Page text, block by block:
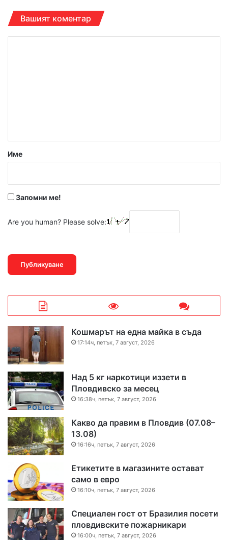
Вашият коментар
р
Име
Запомни ме!
Are you human? Please solve:
Кошмарът на една майка в съда
17:14ч, петък, 7 август, 2026
Над 5 кг наркотици иззети в
Пловдивско за месец
16:38ч, петък, 7 август, 2026
Какво да правим в Пловдив (07.08–
13.08)
16:16ч, петък, 7 август, 2026
Етикетите в магазините остават
само в евро
16:10ч, петък, 7 август, 2026
Специален гост от Бразилия посети
пловдивските пожарникари
16:00ч, петък, 7 август, 2026